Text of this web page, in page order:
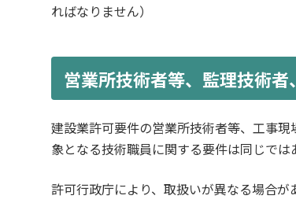
ればなりません）
営業所技術者等、監理技術
建設業許可要件の営業所技術者等、工事
象となる技術職員に関する要件は同じでは
許可行政庁により、取扱いが異なる場合が